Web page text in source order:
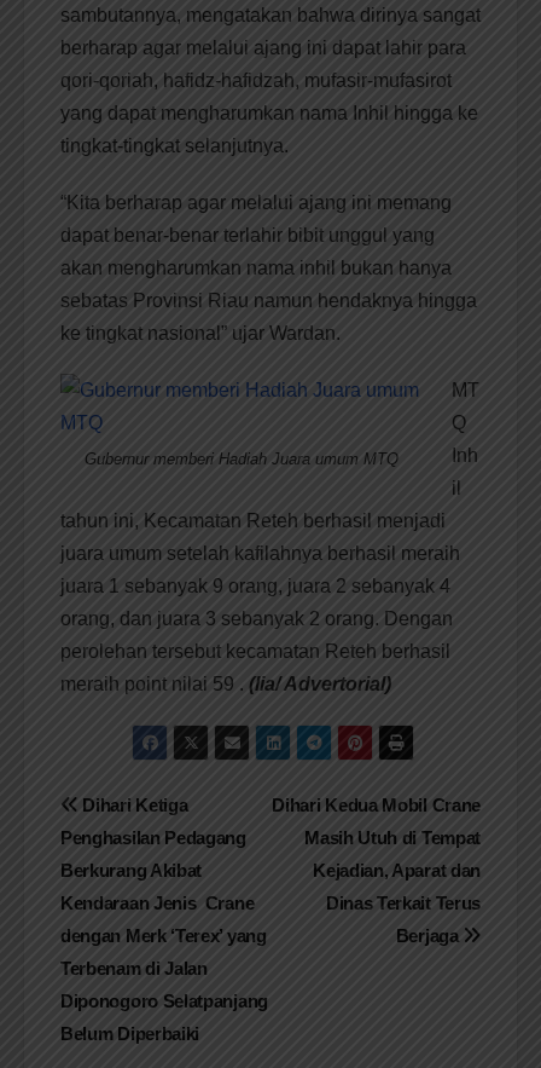
sambutannya, mengatakan bahwa dirinya sangat
berharap agar melalui ajang ini dapat lahir para
qori-qoriah, hafidz-hafidzah, mufasir-mufasirot
yang dapat mengharumkan nama Inhil hingga ke
tingkat-tingkat selanjutnya.
“Kita berharap agar melalui ajang ini memang
dapat benar-benar terlahir bibit unggul yang
akan mengharumkan nama inhil bukan hanya
sebatas Provinsi Riau namun hendaknya hingga
ke tingkat nasional” ujar Wardan.
Gubernur memberi Hadiah Juara umum MTQ
MT
Q
Inh
il
tahun ini, Kecamatan Reteh berhasil menjadi
juara umum setelah kafilahnya berhasil meraih
juara 1 sebanyak 9 orang, juara 2 sebanyak 4
orang, dan juara 3 sebanyak 2 orang. Dengan
perolehan tersebut kecamatan Reteh berhasil
meraih point nilai 59 . (lia/ Advertorial)
Navigasi
pos
Dihari Kedua Mobil Crane
Masih Utuh di Tempat
Kejadian, Aparat dan
Dinas Terkait Terus
Berjaga
Dihari Ketiga
Penghasilan Pedagang
Berkurang Akibat
Kendaraan Jenis Crane
dengan Merk ‘Terex’ yang
Terbenam di Jalan
Diponogoro Selatpanjang
Belum Diperbaiki